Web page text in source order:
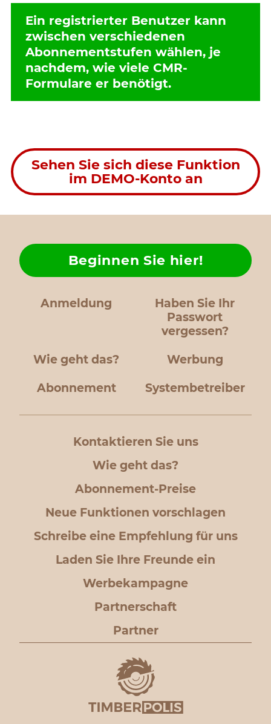
Ein registrierter Benutzer kann
zwischen verschiedenen
Abonnementstufen wählen, je
nachdem, wie viele CMR-
Formulare er benötigt.
Sehen Sie sich diese Funktion
im DEMO-Konto an
Anmeldung
Haben Sie Ihr
Passwort
vergessen?
Wie geht das?
Beginnen Sie hier!
Werbung
Abonnement Systembetreiber
Kontaktieren Sie uns
Wie geht das?
Abonnement-Preise
Neue Funktionen vorschlagen
Schreibe eine Empfehlung für uns
Laden Sie Ihre Freunde ein
Werbekampagne
Partnerschaft
Partner